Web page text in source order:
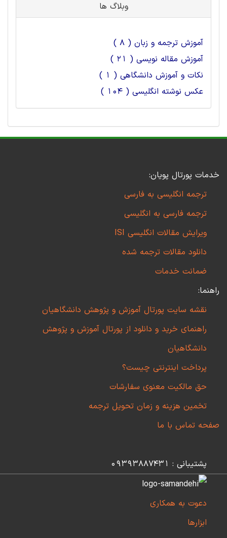
وبلاگ ها
آموزش ترجمه و زبان ( 8 )
آموزش مقاله نویسی ( 21 )
نکات و آموزش دانشگاهی ( 1 )
عکس نوشته انگلیسی ( 104 )
خدمات پورتال پویان:
ترجمه انگلیسی به فارسی
ترجمه فارسی به انگلیسی
ویرایش مقالات انگلیسی ISI
دانلود مقالات ترجمه شده
ضمانت خدمات
راهنما:
نقشه سایت پورتال آموزش و پژوهش دانشگاهیان
راهنمای خرید و دانلود از پورتال آموزش و پژوهش
دانشگاهیان
پرداخت اینترنتی چیست؟
حق مالکیت معنوی سفارشات
تخمین هزینه و زمان تحویل ترجمه
صفحه تماس با ما
پشتیبانی : 09393887431
دعوت به همکاری
ابزارها